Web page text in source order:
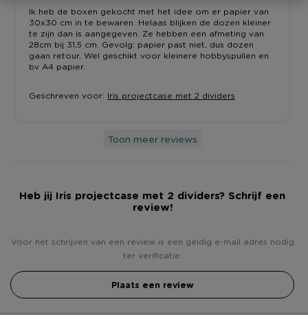
Ik heb de boxen gekocht met het idee om er papier van
30x30 cm in te bewaren. Helaas blijken de dozen kleiner
te zijn dan is aangegeven. Ze hebben een afmeting van
28cm bij 31,5 cm. Gevolg: papier past niet, dus dozen
gaan retour. Wel geschikt voor kleinere hobbyspullen en
bv A4 papier.
Geschreven voor: Iris projectcase met 2 dividers
Toon meer reviews
Heb jij Iris projectcase met 2 dividers? Schrijf een
review!
Voor het schrijven van een review is een geldig e-mail adres nodig
ter verificatie.
Plaats een review